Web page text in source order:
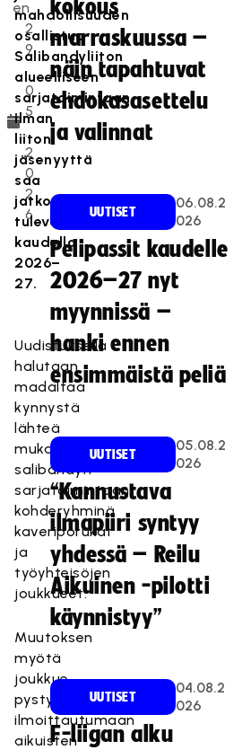
en
2
9
.
0
5
.
2
0
2
6
mahdollisuuden
osallistua
Salibandyliiton
alueelliseen
sarjatoimintaan
ilman
liiton
jäsenyyttä
saa
jatkoa
tulevalla
kaudella
2026–
27.
Uudistuksella
halutaan
madaltaa
kynnystä
lähteä
mukaan
salibandyn
sarjatoimintaan
kohderyhminä
kaveriporukat
ja
työyhteisöjen
joukkueet.
Muutoksen
myötä
joukkue
pystyy
ilmoittautumaan
aikuisten
kokous
marraskuussa –
näin tapahtuvat
ehdokasasettelu
ja valinnat
UUTISET
06.08.2
026
Pelipassit kaudelle
2026–27 nyt
myynnissä –
hanki ennen
ensimmäistä peliä
UUTISET
05.08.2
026
“Kannustava
ilmapiiri syntyy
yhdessä – Reilu
Aikuinen -pilotti
käynnistyy”
UUTISET
04.08.2
026
F-liigan alku